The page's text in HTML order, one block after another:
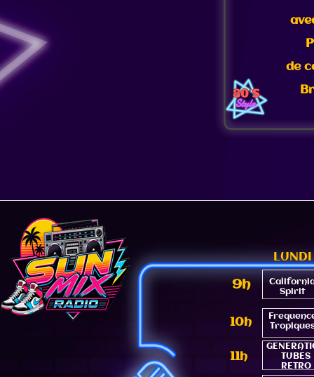
de
LUNDI
9h
Spirit
10h
TUBES
RETRO
11h